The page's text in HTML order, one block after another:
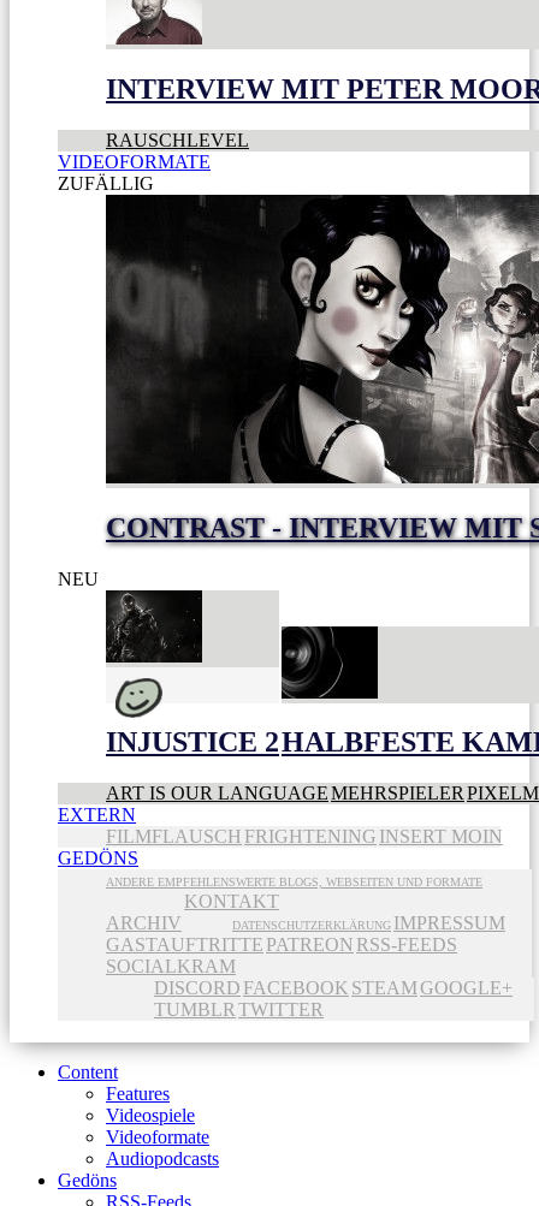
INTERVIEW MIT PETER
RAUSCHLEVEL
VIDEOFORMATE
ZUFÄLLIG
CONTRAST - INTERVIEW MIT
NEU
INJUSTICE 2HALBFESTE
ART IS OUR LANGUAGEMEHRSPIELER
EXTERN
FILMFLAUSCH FRIGHTENING INSERT MOIN
GEDÖNS
ANDERE EMPFEHLENSWERTE BLOGS, WEBSEITEN UND FORMATE
ARCHIV
KONTAKT
DATENSCHUTZERKLÄRUNG IMPRESSUM
GASTAUFTRITTE PATREON RSS-FEEDS
SOCIALKRAM
DISCORD FACEBOOK STEAMGOOGLE+
TUMBLR TWITTER
Content
Features
Videospiele
Videoformate
Audiopodcasts
Gedöns